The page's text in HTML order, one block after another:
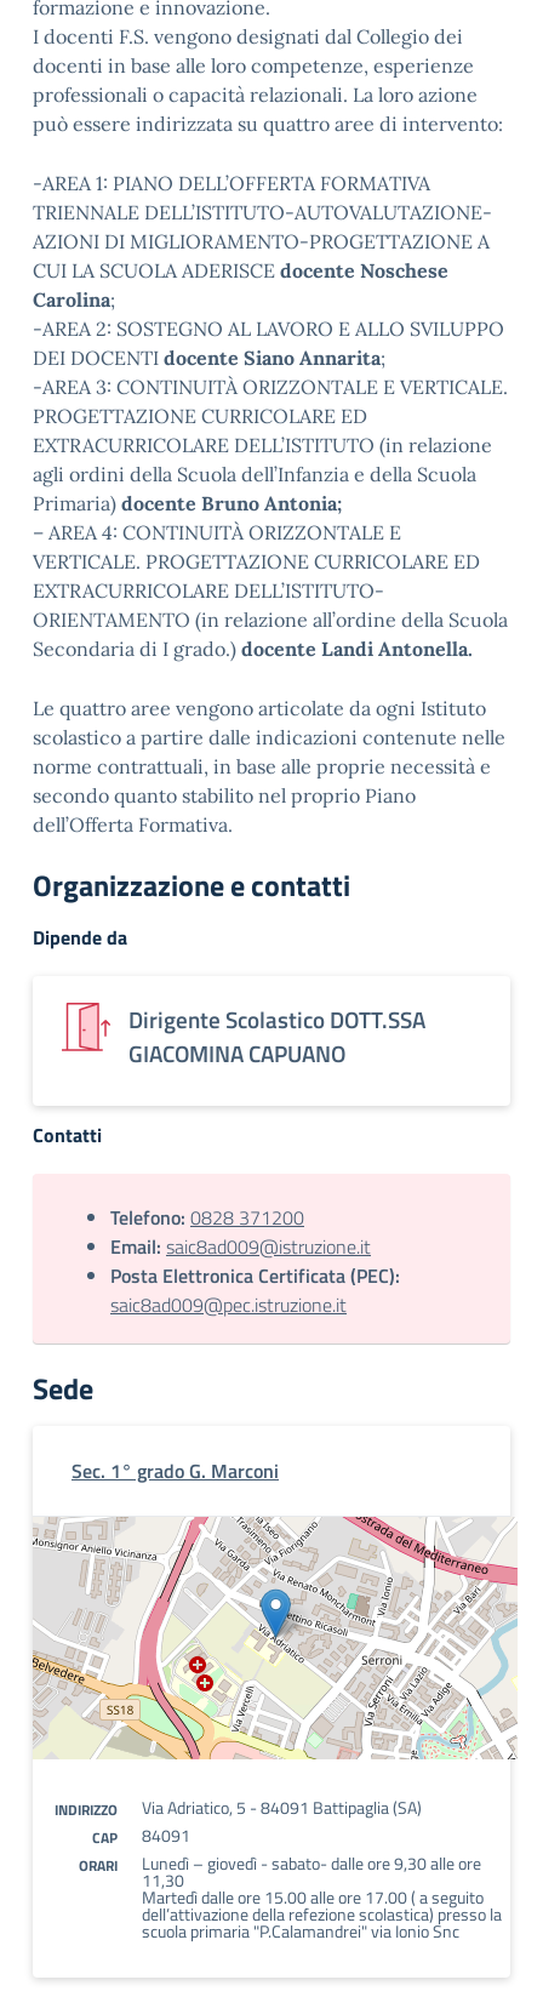
formazione e innovazione.
I docenti F.S. vengono designati dal Collegio dei
docenti in base alle loro competenze, esperienze
professionali o capacità relazionali. La loro azione
può essere indirizzata su quattro aree di intervento:
-AREA 1: PIANO DELL’OFFERTA FORMATIVA
TRIENNALE DELL’ISTITUTO-AUTOVALUTAZIONE-
AZIONI DI MIGLIORAMENTO-PROGETTAZIONE A
CUI LA SCUOLA ADERISCE docente Noschese
Carolina;
-AREA 2: SOSTEGNO AL LAVORO E ALLO SVILUPPO
DEI DOCENTI docente Siano Annarita;
-AREA 3: CONTINUITÀ ORIZZONTALE E VERTICALE.
PROGETTAZIONE CURRICOLARE ED
EXTRACURRICOLARE DELL’ISTITUTO (in relazione
agli ordini della Scuola dell’Infanzia e della Scuola
Primaria) docente Bruno Antonia;
– AREA 4: CONTINUITÀ ORIZZONTALE E
VERTICALE. PROGETTAZIONE CURRICOLARE ED
EXTRACURRICOLARE DELL’ISTITUTO-
ORIENTAMENTO (in relazione all’ordine della Scuola
Secondaria di I grado.) docente Landi Antonella.
Le quattro aree vengono articolate da ogni Istituto
scolastico a partire dalle indicazioni contenute nelle
norme contrattuali, in base alle proprie necessità e
secondo quanto stabilito nel proprio Piano
dell’Offerta Formativa.
Organizzazione e contatti
Dipende da
Dirigente Scolastico DOTT.SSA
GIACOMINA CAPUANO
Contatti
Telefono: 0828 371200
Email: saic8ad009@istruzione.it
Posta Elettronica Certificata (PEC):
saic8ad009@pec.istruzione.it
Sede
Sec. 1° grado G. Marconi
INDIRIZZO Via Adriatico, 5 - 84091 Battipaglia (SA)
CAP 84091
ORARI Lunedì – giovedì - sabato- dalle ore 9,30 alle ore
11,30
Martedì dalle ore 15.00 alle ore 17.00 ( a seguito
dell’attivazione della refezione scolastica) presso la
scuola primaria "P.Calamandrei" via Ionio Snc